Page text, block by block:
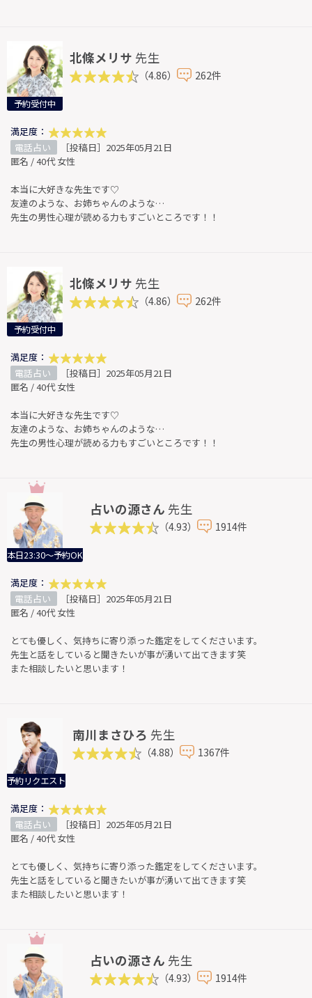
予約受付中
北條メリサ 先生
（4.86） 262件
満足度：
電話占い
［投稿日］2025年05月21日
匿名 / 40代 女性
本当に大好きな先生です♡
友達のような、お姉ちゃんのような…
先生の男性心理が読める力もすごいところです！！
予約受付中
北條メリサ 先生
（4.86） 262件
満足度：
電話占い
［投稿日］2025年05月21日
匿名 / 40代 女性
本当に大好きな先生です♡
友達のような、お姉ちゃんのような…
先生の男性心理が読める力もすごいところです！！
本日23:30～予約OK
占いの源さん 先生
（4.93） 1914件
満足度：
電話占い
［投稿日］2025年05月21日
匿名 / 40代 女性
とても優しく、気持ちに寄り添った鑑定をしてくださいます。
先生と話をしていると聞きたいが事が湧いて出てきます笑
また相談したいと思います！
予約リクエスト
南川まさひろ 先生
（4.88） 1367件
満足度：
電話占い
［投稿日］2025年05月21日
匿名 / 40代 女性
とても優しく、気持ちに寄り添った鑑定をしてくださいます。
先生と話をしていると聞きたいが事が湧いて出てきます笑
また相談したいと思います！
占いの源さん 先生
（4.93） 1914件